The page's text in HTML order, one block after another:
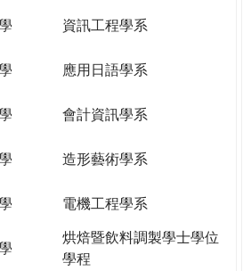
資訊工程學系
應用日語學系
會計資訊學系
造形藝術學系
電機工程學系
烘焙暨飲料調製學士學位
學程